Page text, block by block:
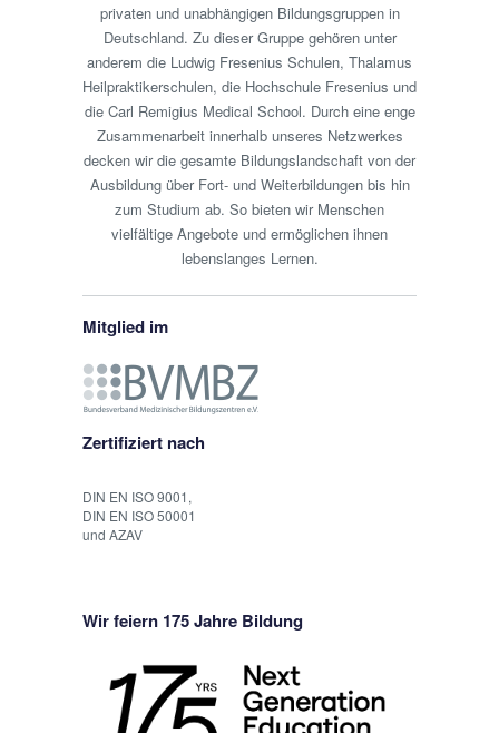
privaten und unabhängigen Bildungsgruppen in
Deutschland. Zu dieser Gruppe gehören unter
anderem die Ludwig Fresenius Schulen, Thalamus
Heilpraktikerschulen, die Hochschule Fresenius und
die Carl Remigius Medical School. Durch eine enge
Zusammenarbeit innerhalb unseres Netzwerkes
decken wir die gesamte Bildungslandschaft von der
Ausbildung über Fort- und Weiterbildungen bis hin
zum Studium ab. So bieten wir Menschen
vielfältige Angebote und ermöglichen ihnen
lebenslanges Lernen.
Mitglied im
Zertifiziert nach
DIN EN ISO 9001,
DIN EN ISO 50001
und AZAV
Wir feiern 175 Jahre Bildung